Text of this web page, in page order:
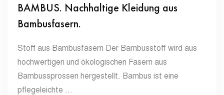
BAMBUS. Nachhaltige Kleidung aus
Bambusfasern.
Stoff aus Bambusfasern Der Bambusstoff wird aus
hochwertigen und ökologischen Fasern aus
Bambussprossen hergestellt. Bambus ist eine
pflegeleichte …